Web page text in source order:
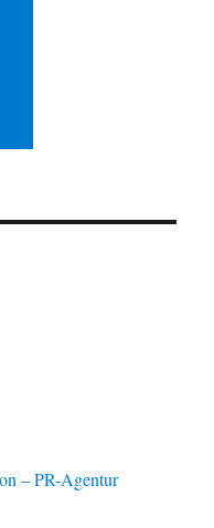
– PR-Agentur